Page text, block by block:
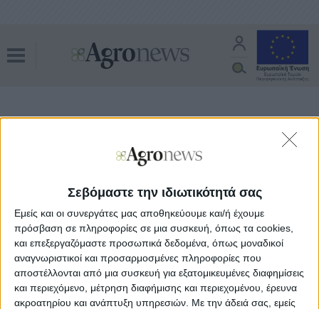
Σεβόμαστε την ιδιωτικότητά σας
Εμείς και οι συνεργάτες μας αποθηκεύουμε και/ή έχουμε
πρόσβαση σε πληροφορίες σε μια συσκευή, όπως τα cookies,
και επεξεργαζόμαστε προσωπικά δεδομένα, όπως μοναδικοί
αναγνωριστικοί και προσαρμοσμένες πληροφορίες που
αποστέλλονται από μια συσκευή για εξατομικευμένες διαφημίσεις
και περιεχόμενο, μέτρηση διαφήμισης και περιεχομένου, έρευνα
ακροατηρίου και ανάπτυξη υπηρεσιών. Με την άδειά σας, εμείς
Όλα τα άρθρα του tag
νέα γενιά αγροτών
Ενίσχυση ρευστότητας και διάλογο
για γεωργία διεκδικούν οι νέοι αγρότες